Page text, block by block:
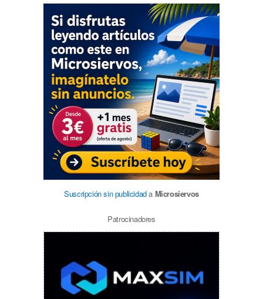
Suscripción sin publicidada Microsiervos
Patrocinadores